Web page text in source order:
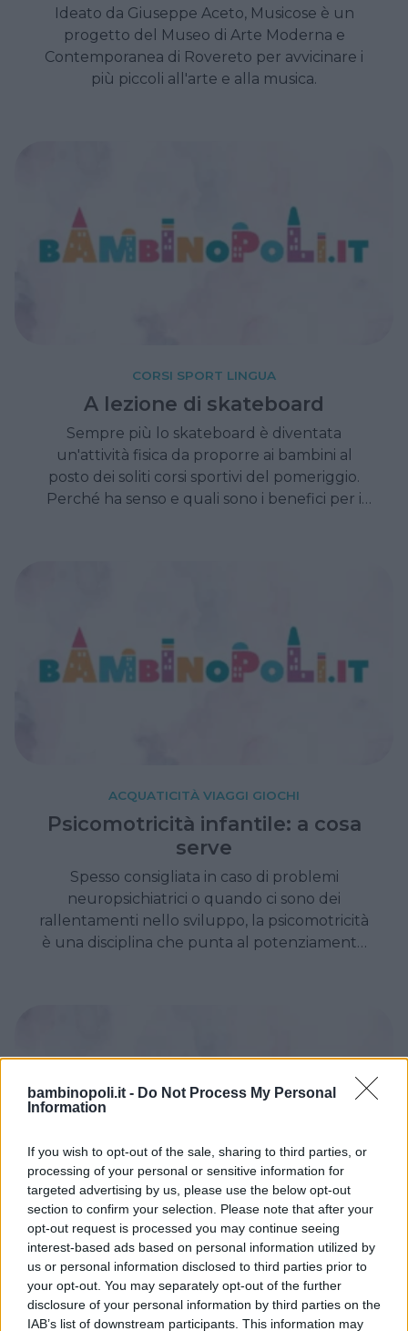
bambinopoli.it - Do Not Process My Personal
Information
If you wish to opt-out of the sale, sharing to third parties, or
processing of your personal or sensitive information for
targeted advertising by us, please use the below opt-out
section to confirm your selection. Please note that after your
opt-out request is processed you may continue seeing
interest-based ads based on personal information utilized by
us or personal information disclosed to third parties prior to
your opt-out. You may separately opt-out of the further
disclosure of your personal information by third parties on the
IAB’s list of downstream participants. This information may
Ideato da Giuseppe Aceto, Musicose è un
progetto del Museo di Arte Moderna e
Contemporanea di Rovereto per avvicinare i
più piccoli all'arte e alla musica.
CORSI SPORT LINGUA
A lezione di skateboard
Sempre più lo skateboard è diventata
un'attività fisica da proporre ai bambini al
posto dei soliti corsi sportivi del pomeriggio.
Perché ha senso e quali sono i benefici per i
ACQUATICITÀ VIAGGI GIOCHI
Psicomotricità infantile: a cosa
serve
Spesso consigliata in caso di problemi
neuropsichiatrici o quando ci sono dei
rallentamenti nello sviluppo, la psicomotricità
è una disciplina che punta al potenziamento
WEEKEND SPORT TEMPO LIBERO
A Milano ha aperto il Museo
delle Illusioni
Anche Milano ha, finalmente, il suo Museo